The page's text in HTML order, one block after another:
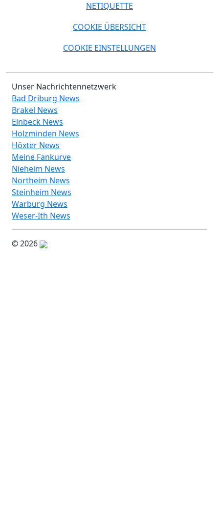
NETIQUETTE
COOKIE ÜBERSICHT
COOKIE EINSTELLUNGEN
Unser Nachrichtennetzwerk
Bad Driburg News
Brakel News
Einbeck News
Holzminden News
Höxter News
Meine Fankurve
Nieheim News
Northeim News
Steinheim News
Warburg News
Weser-Ith News
© 2026